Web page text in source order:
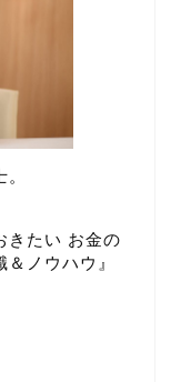
きたい お金の
ノウハウ』